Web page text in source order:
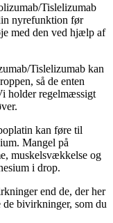
Tislelizumab
nyrefunktion før
med den ved hjælp af
Tislelizumab kan
så de enten
holder regelmæssigt
kan føre til
Mangel på
muskelsvækkelse og
i drop.
end de, der her
bivirkninger, som du